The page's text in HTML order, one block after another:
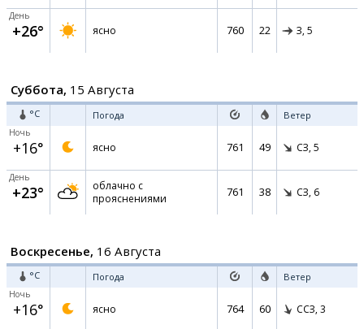
День
+26° ясно 760 22 З, 5
Суббота, 15 Августа
°C Погода Ветер
Ночь
+16° ясно 761 49 СЗ, 5
День
+23°
облачно с
прояснениями
761 38 СЗ, 6
Воскресенье, 16 Августа
°C Погода Ветер
Ночь
+16° ясно 764 60 ССЗ, 3